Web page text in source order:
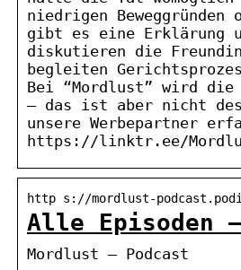
niedrigen
gibt es eine Erklärung
diskutieren die
begleiten
Bei “Mordlust” wird die
– das ist aber nicht
unsere Werbepartner
https://linktr.ee/
http s://mordlust-
Alle Episoden
Mordlust – Podcast